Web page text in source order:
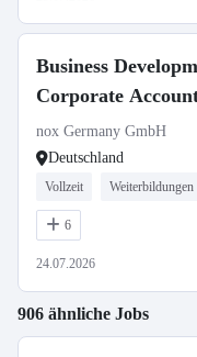
Business
Corporate
nox Germany GmbH
Deutschland
Vollzeit Weiterbildungen
6
24.07.2026
906 ähnliche Jobs